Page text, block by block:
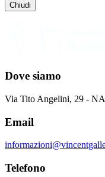
Chiudi
Dove siamo
Via Tito Angelini, 29 -
Email
Telefono